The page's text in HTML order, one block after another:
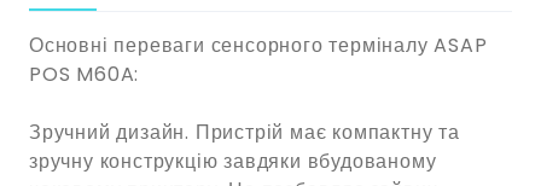
Основні переваги сенсорного терміналу ASAP
POS M60A:
Зручний дизайн. Пристрій має компактну та
зручну конструкцію завдяки вбудованому